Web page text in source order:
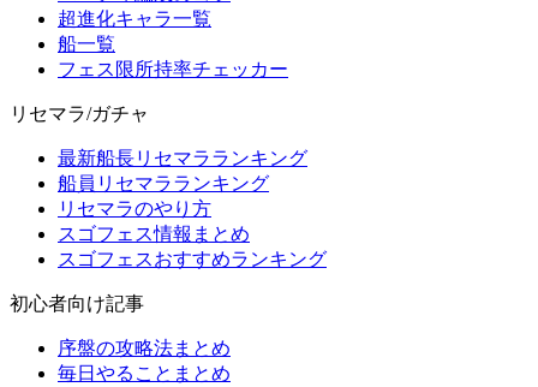
超進化キャラ一覧
船一覧
フェス限所持率チェッカー
リセマラ/ガチャ
最新船長リセマラランキング
船員リセマラランキング
リセマラのやり方
スゴフェス情報まとめ
スゴフェスおすすめランキング
初心者向け記事
序盤の攻略法まとめ
毎日やることまとめ